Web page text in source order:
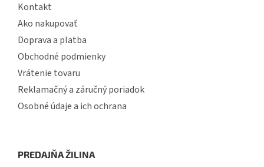
Kontakt
Ako nakupovať
Doprava a platba
Obchodné podmienky
Vrátenie tovaru
Reklamačný a záručný poriadok
Osobné údaje a ich ochrana
PREDAJŇA ŽILINA